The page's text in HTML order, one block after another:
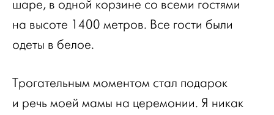
шаре, в одной корзине со всеми гостями
на высоте 1400 метров. Все гости были
одеты в белое.
Трогательным моментом стал подарок
и речь моей мамы на церемонии. Я никак